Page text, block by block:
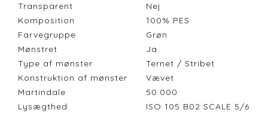
Transparent
Nej
Komposition
100% PES
Farvegruppe
Grøn
Mønstret
Ja
Type af mønster
Ternet / Stribet
Konstruktion af mønster
Vævet
Martindale
50.000
Lysægthed
ISO 105 B02 SCALE 5/6